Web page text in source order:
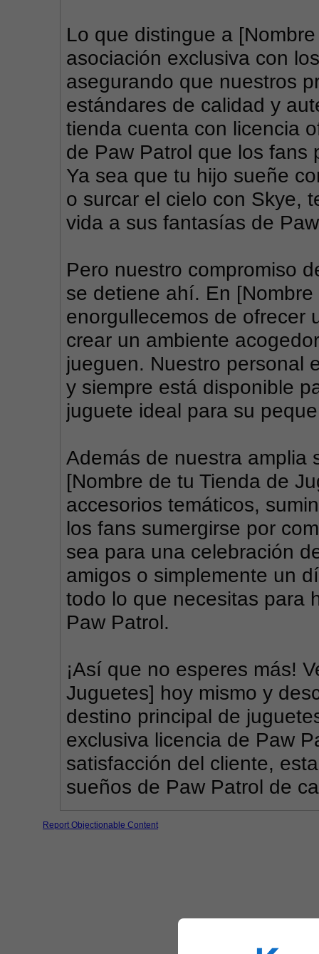
Lo que distingue a
asociación exclusiva con
asegurando que nuestros
estándares de calidad y
tienda cuenta con licencia
de Paw Patrol que los fans
Ya sea que tu hijo sueñe
o surcar el cielo con Skye,
vida a sus fantasías de
Pero nuestro compromiso
se detiene ahí. En
enorgullecemos de ofrecer
crear un ambiente
jueguen. Nuestro personal
y siempre está disponible
juguete ideal para su
Además de nuestra amplia
[Nombre de tu Tienda de
accesorios temáticos,
los fans sumergirse por
sea para una celebración
amigos o simplemente un
todo lo que necesitas para
Paw Patrol.
¡Así que no esperes más!
Juguetes] hoy mismo y
destino principal de
exclusiva licencia de Paw
satisfacción del cliente,
sueños de Paw Patrol de
Report Objectionable Content